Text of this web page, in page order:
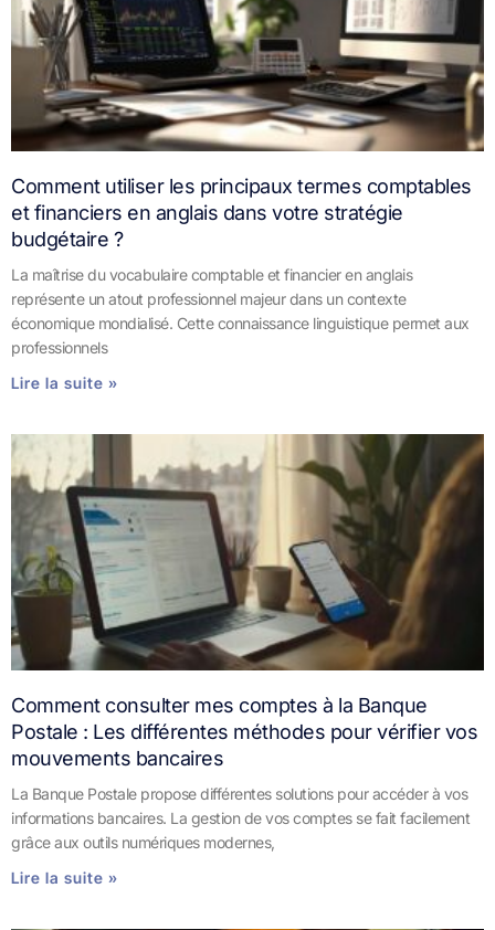
Comment utiliser les principaux termes comptables
et financiers en anglais dans votre stratégie
budgétaire ?
La maîtrise du vocabulaire comptable et financier en anglais
représente un atout professionnel majeur dans un contexte
économique mondialisé. Cette connaissance linguistique permet aux
professionnels
Lire la suite »
Comment consulter mes comptes à la Banque
Postale : Les différentes méthodes pour vérifier vos
mouvements bancaires
La Banque Postale propose différentes solutions pour accéder à vos
informations bancaires. La gestion de vos comptes se fait facilement
grâce aux outils numériques modernes,
Lire la suite »